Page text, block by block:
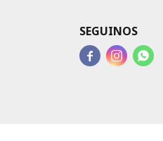
SEGUINOS
  